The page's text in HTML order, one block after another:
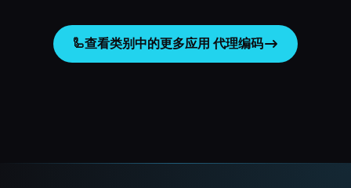
🦾查看类别中的更多应用 代理编码